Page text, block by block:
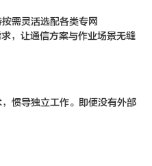
，让通信方案与作业场景无缝